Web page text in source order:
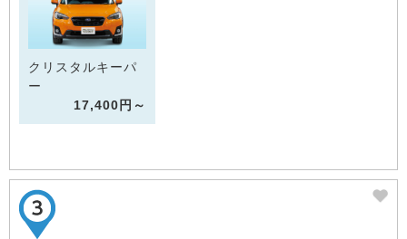
クリスタルキーパ
ー
17,400円～